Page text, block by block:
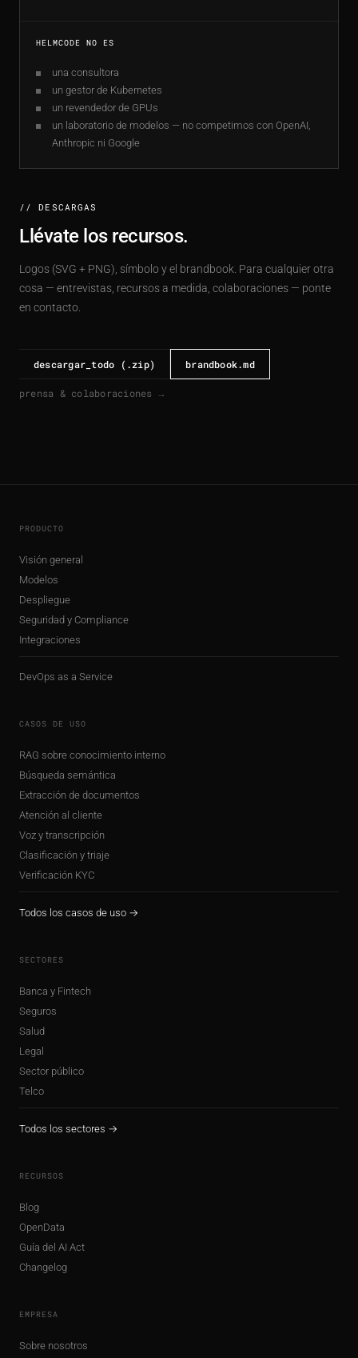
HELMCODE NO ES
una consultora
un gestor de Kubernetes
un revendedor de GPUs
un laboratorio de modelos — no competimos con OpenAI,
Anthropic ni Google
// DESCARGAS
Llévate los recursos.
Logos (SVG + PNG), símbolo y el brandbook. Para cualquier otra
cosa — entrevistas, recursos a medida, colaboraciones — ponte
en contacto.
descargar_todo (.zip) brandbook.md
prensa & colaboraciones →
PRODUCTO
Visión general
Modelos
Despliegue
Seguridad y Compliance
Integraciones
DevOps as a Service
CASOS DE USO
RAG sobre conocimiento interno
Búsqueda semántica
Extracción de documentos
Atención al cliente
Voz y transcripción
Clasificación y triaje
Verificación KYC
Todos los casos de uso →
SECTORES
Banca y Fintech
Seguros
Salud
Legal
Sector público
Telco
Todos los sectores →
RECURSOS
Blog
OpenData
Guía del AI Act
Changelog
EMPRESA
Sobre nosotros